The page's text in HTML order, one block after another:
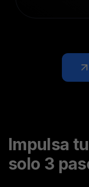
Impulsa
solo 3